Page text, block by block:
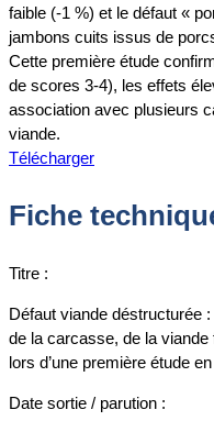
faible (-1 %) et le défaut «
jambons cuits issus de
Cette première étude
de scores 3-4), les effets
association avec plusieurs
viande.
Télécharger
Fiche
Titre :
Défaut viande déstructurée
de la carcasse, de la
lors d’une première étude
Date sortie / parution :